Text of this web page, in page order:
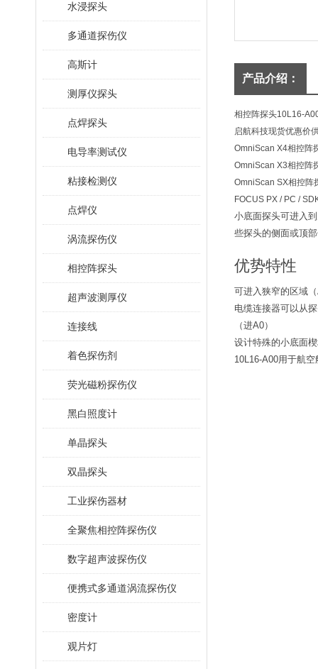
水浸探头
多通道探伤仪
高斯计
测厚仪探头
点焊探头
电导率测试仪
粘接检测仪
点焊仪
涡流探伤仪
相控阵探头
超声波测厚仪
连接线
着色探伤剂
荧光磁粉探伤仪
黑白照度计
单晶探头
双晶探头
工业探伤器材
全聚焦相控阵探伤仪
数字超声波探伤仪
便携式多通道涡流探伤仪
密度计
观片灯
产品介绍：
相控阵探头10L16-
启航科技现货优惠价
OmniScan X4相控阵
OmniScan X3相控阵
OmniScan SX相控阵
FOCUS PX / PC /
小底面探头可进入
些探头的侧面或顶
优势特性
可进入狭窄的区域
电缆连接器可以从
（进A0）
设计特殊的小底面
10L16-A00用于航